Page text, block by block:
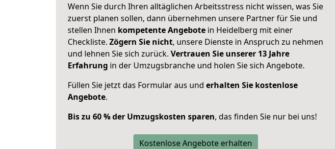
Wenn Sie durch Ihren alltäglichen Arbeitsstress nicht wissen, was Sie
zuerst planen sollen, dann übernehmen unsere Partner für Sie und
stellen Ihnen kompetente Angebote in Heidelberg mit einer
Checkliste. Zögern Sie nicht, unsere Dienste in Anspruch zu nehmen
und lehnen Sie sich zurück. Vertrauen Sie unserer 13 Jahre
Erfahrung in der Umzugsbranche und holen Sie sich Angebote.
Füllen Sie jetzt das Formular aus und erhalten Sie kostenlose
Angebote.
Bis zu 60 % der Umzugskosten sparen, das finden Sie nur bei uns!
Kostenlose Angebote erhalten